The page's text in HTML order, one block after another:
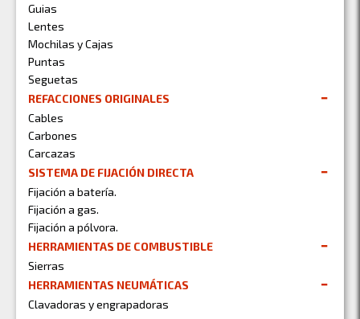
Guias
Lentes
Mochilas y Cajas
Puntas
Seguetas
REFACCIONES ORIGINALES
Cables
Carbones
Carcazas
SISTEMA DE FIJACIÓN DIRECTA
Fijación a batería.
Fijación a gas.
Fijación a pólvora.
HERRAMIENTAS DE COMBUSTIBLE
Sierras
HERRAMIENTAS NEUMÁTICAS
Clavadoras y engrapadoras